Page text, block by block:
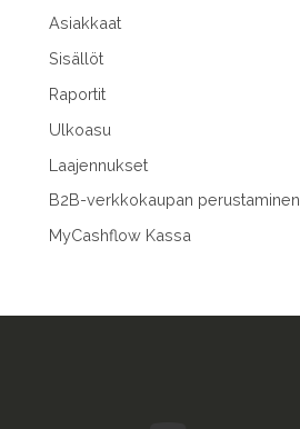
Asiakkaat
Sisällöt
Raportit
Ulkoasu
Laajennukset
B2B-verkkokaupan perustaminen
MyCashflow Kassa